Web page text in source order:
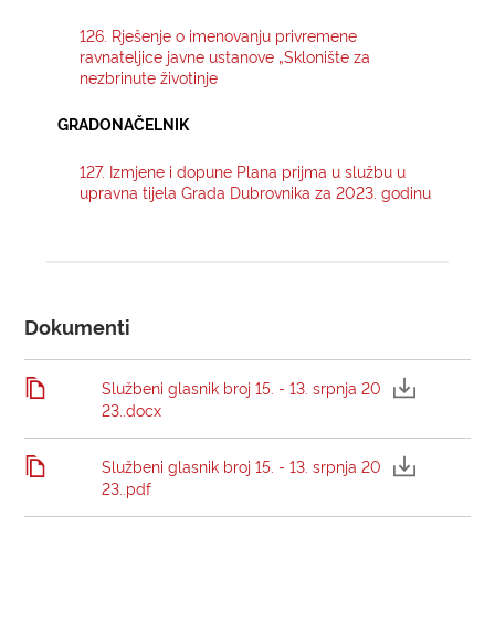
126. Rješenje o imenovanju privremene
ravnateljice javne ustanove „Sklonište za
nezbrinute životinje
GRADONAČELNIK
127. Izmjene i dopune Plana prijma u službu u
upravna tijela Grada Dubrovnika za 2023. godinu
Dokumenti
Službeni glasnik broj 15. - 13. srpnja 20
23..docx
Službeni glasnik broj 15. - 13. srpnja 20
23..pdf